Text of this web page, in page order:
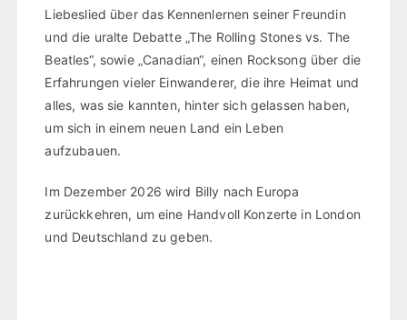
Liebeslied über das Kennenlernen seiner Freundin
und die uralte Debatte „The Rolling Stones vs. The
Beatles“, sowie „Canadian“, einen Rocksong über die
Erfahrungen vieler Einwanderer, die ihre Heimat und
alles, was sie kannten, hinter sich gelassen haben,
um sich in einem neuen Land ein Leben
aufzubauen.
Im Dezember 2026 wird Billy nach Europa
zurückkehren, um eine Handvoll Konzerte in London
und Deutschland zu geben.